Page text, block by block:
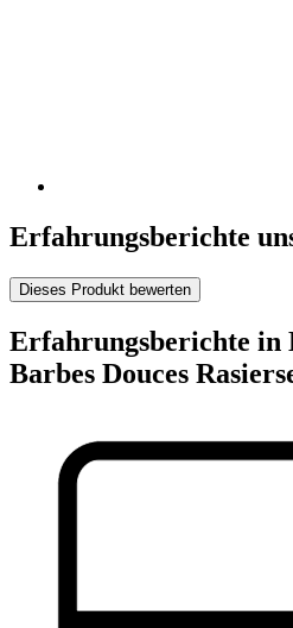
Erfahrungsberichte
Dieses Produkt bewerten
Erfahrungsberichte in
Barbes Douces